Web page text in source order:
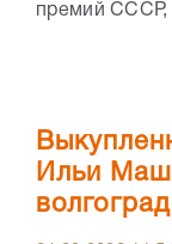
премий СССР,
Ильи